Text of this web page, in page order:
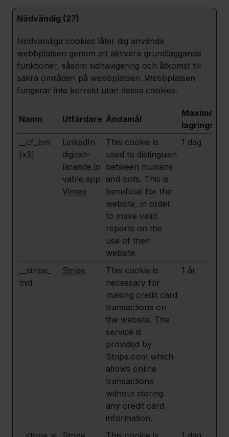
Nödvändig (27)
Nödvändiga cookies låter dig använda
webbplatsen genom att aktivera grundläggande
funktioner, såsom sidnavigering och åtkomst till
säkra områden på webbplatsen. Webbplatsen
fungerar inte korrekt utan dessa cookies.
Namn Utfärdare Ändamål
Maximal
lagringstid
__cf_bm
[x3]
LinkedIn
digitalt-
larande.lo
vable.app
Vimeo
This cookie is
used to distinguish
between humans
and bots. This is
beneficial for the
website, in order
to make valid
reports on the
use of their
website.
1 dag
__stripe_
mid
Stripe
This cookie is
necessary for
making credit card
transactions on
the website. The
service is
provided by
Stripe.com which
allows online
transactions
without storing
any credit card
information.
1 år